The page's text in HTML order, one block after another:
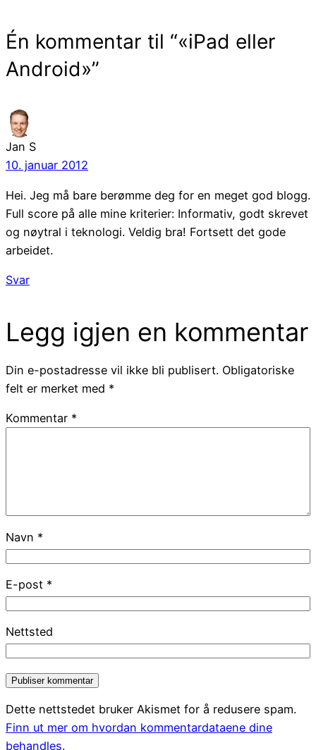
Én kommentar til “«iPad eller
Android»”
Jan S
10. januar 2012
Hei. Jeg må bare berømme deg for en meget god blogg.
Full score på alle mine kriterier: Informativ, godt skrevet
og nøytral i teknologi. Veldig bra! Fortsett det gode
arbeidet.
Svar
Legg igjen en kommentar
Din e-postadresse vil ikke bli publisert. Obligatoriske
felt er merket med *
Kommentar *
Navn *
E-post *
Nettsted
Dette nettstedet bruker Akismet for å redusere spam.
Finn ut mer om hvordan kommentardataene dine
behandles.